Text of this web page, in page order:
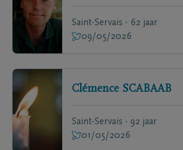
Saint-Servais - 62 jaar
09/05/2026
Clémence SCABAAB
Saint-Servais - 92 jaar
01/05/2026